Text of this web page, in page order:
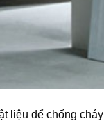
liệu để chống cháy